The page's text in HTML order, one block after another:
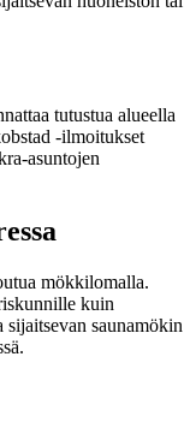
tutustua alueella
-ilmoitukset
asuntojen
mökkilomalla.
kuin
saunamökin